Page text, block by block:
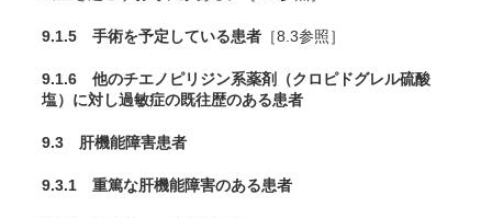
9.1.5 手術を予定している患者 ［8.3参照］
9.1.6 他のチエノピリジン系薬剤（クロピドグレル硫酸
塩）に対し過敏症の既往歴のある患者
9.3 肝機能障害患者
9.3.1 重篤な肝機能障害のある患者